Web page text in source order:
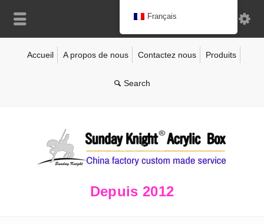
Accueil A propos de nous Contactez nous Produits
Depuis 2012
Français